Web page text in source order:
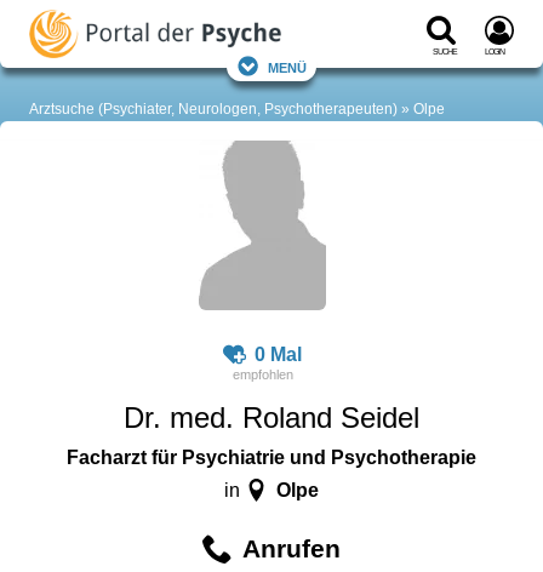
Suche Login
Menü
Arztsuche (Psychiater, Neurologen, Psychotherapeuten) Olpe
0 Mal
Dr. med. Roland Seidel
Facharzt für Psychiatrie und Psychotherapie
in Olpe
Anrufen